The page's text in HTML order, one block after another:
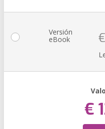
Versión
eBook
€